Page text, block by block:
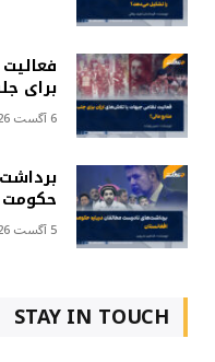
برای
6 آگست 2026
حکومت
5 آگست 2026
STAY IN TOUCH